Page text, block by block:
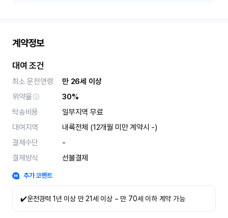
계약정보
대여 조건
최소 운전연령
만 26세 이상
위약율
30%
탁송비용
일부지역 무료
대여지역
내륙전체 (12개월 미만 계약시 -)
결제수단
-
결제방식
선불결제
추가 코멘트
✔️운전경력 1년 이상 만 21세 이상 ~ 만 70세 이하 계약 가능